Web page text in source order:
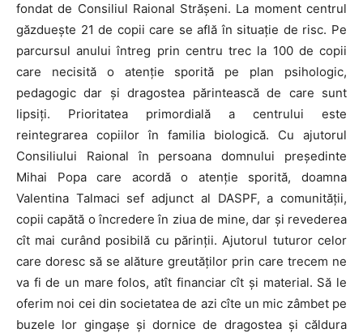
fondat de Consiliul Raional Strășeni. La moment centrul
găzduește 21 de copii care se află în situație de risc. Pe
parcursul anului întreg prin centru trec la 100 de copii
care necisită o atenție sporită pe plan psihologic,
pedagogic dar și dragostea părintească de care sunt
lipsiți. Prioritatea primordială a centrului este
reintegrarea copiilor în familia biologică. Cu ajutorul
Consiliului Raional în persoana domnului președinte
Mihai Popa care acordă o atenție sporită, doamna
Valentina Talmaci sef adjunct al DASPF, a comunității,
copii capătă o încredere în ziua de mine, dar și revederea
cît mai curând posibilă cu părinții. Ajutorul tuturor celor
care doresc să se alăture greutăților prin care trecem ne
va fi de un mare folos, atît financiar cît și material. Să le
oferim noi cei din societatea de azi cîte un mic zâmbet pe
buzele lor gingașe și dornice de dragostea și căldura